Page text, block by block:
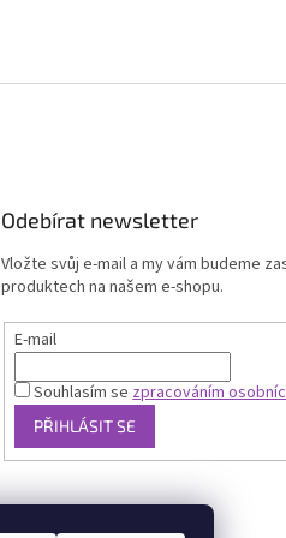
Odebírat newsletter
Vložte svůj e-mail a my vám budeme
produktech na našem e-shopu.
E-mail
Souhlasím se zpracováním
PŘIHLÁSIT SE